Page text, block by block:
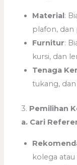
Material :
plafon, dan
Furnitur:
kursi, dan
Tenaga
tukang,
3. Pemilihan
a. Cari
kolega